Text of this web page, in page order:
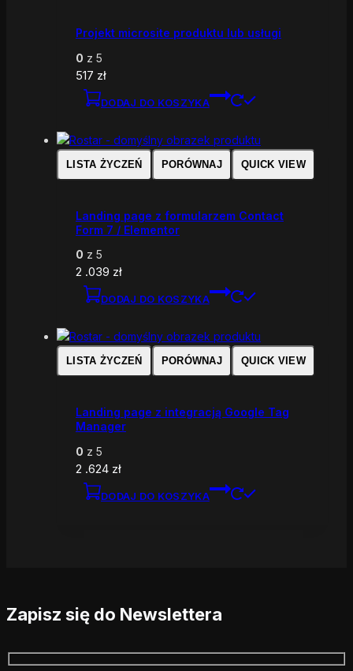
Projekt microsite produktu lub usługi
0 z 5
517 zł
DODAJ DO KOSZYKA
LISTA ŻYCZEŃ PORÓWNAJ QUICK VIEW
Landing page z formularzem Contact
Form 7 / Elementor
0 z 5
2 .039 zł
DODAJ DO KOSZYKA
LISTA ŻYCZEŃ PORÓWNAJ QUICK VIEW
Landing page z integracją Google Tag
Manager
0 z 5
2 .624 zł
DODAJ DO KOSZYKA
Zapisz się do Newslettera